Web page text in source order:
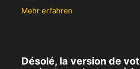
Mehr erfahren
Désolé, la version de